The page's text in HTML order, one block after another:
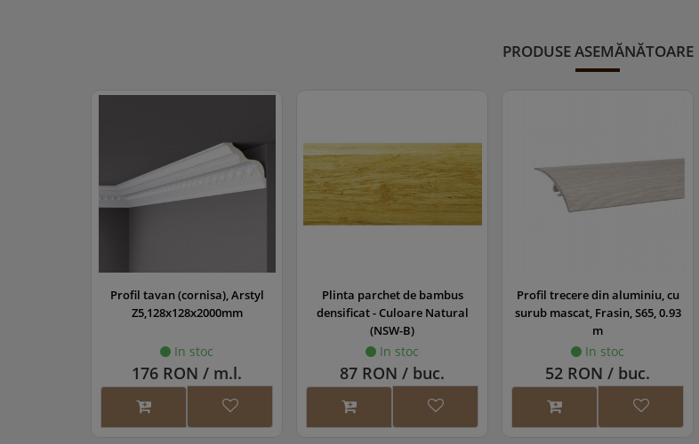
PRODUSE ASEMĂNĂTOARE
Profil tavan (cornisa), Arstyl
Z5,128x128x2000mm
In stoc
176 RON / m.l.
Plinta parchet de bambus
densificat - Culoare Natural
(NSW-B)
In stoc
87 RON / buc.
Profil trecere din aluminiu, cu
surub mascat, Frasin, S65, 0.93
m
In stoc
52 RON / buc.